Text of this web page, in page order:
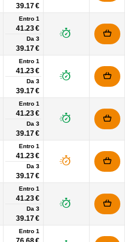
39.17 €
Entro 1
41.23 €
Da 3
39.17 €
Entro 1
41.23 €
Da 3
39.17 €
Entro 1
41.23 €
Da 3
39.17 €
Entro 1
41.23 €
Da 3
39.17 €
Entro 1
41.23 €
Da 3
39.17 €
Entro 1